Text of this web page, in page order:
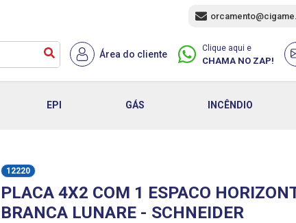
Área do cliente
Clique aqui e
CHAMA NO ZAP!
EPI GÁS INCÊNDIO
12220
PLACA 4X2 COM 1 ESPACO
BRANCA LUNARE - SCHNEIDER